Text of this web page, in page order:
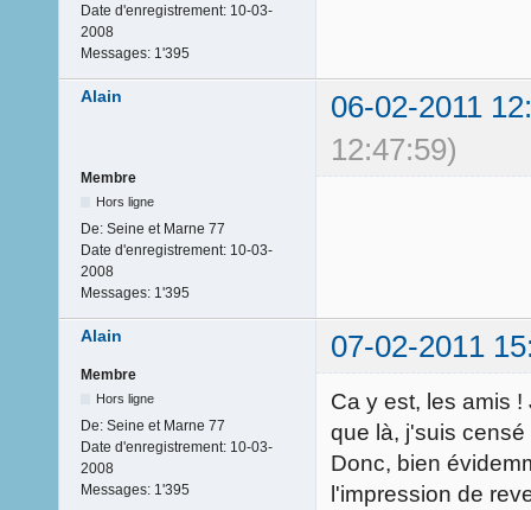
Date d'enregistrement: 10-03-
2008
Messages: 1'395
Alain
06-02-2011
12:47:59)
Membre
Hors ligne
De: Seine et Marne 77
Date d'enregistrement: 10-03-
2008
Messages: 1'395
Alain 07-02-2011
Membre
Hors ligne
De: Seine et Marne 77
Date d'enregistrement: 10-03-
2008
Messages: 1'395
Ca y est, les amis
que là, j'suis censé
Donc, bien
l'impression de